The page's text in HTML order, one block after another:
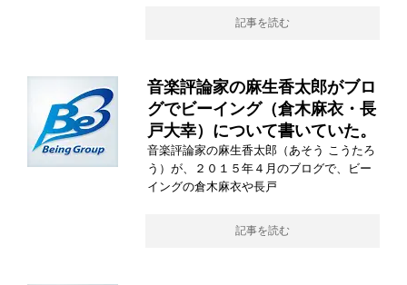
記事を読む
音楽評論家の麻生香太郎がブロ
グでビーイング（倉木麻衣・長
戸大幸）について書いていた。
音楽評論家の麻生香太郎（あそう こうたろ
う）が、２０１５年４月のブログで、ビー
イングの倉木麻衣や長戸
記事を読む